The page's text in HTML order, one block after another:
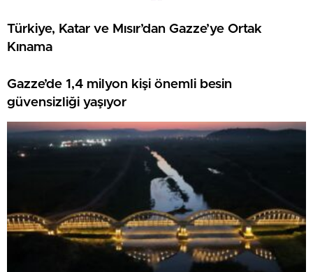
Türkiye, Katar ve Mısır’dan Gazze’ye Ortak
Kınama
Gazze’de 1,4 milyon kişi önemli besin
güvensizliği yaşıyor